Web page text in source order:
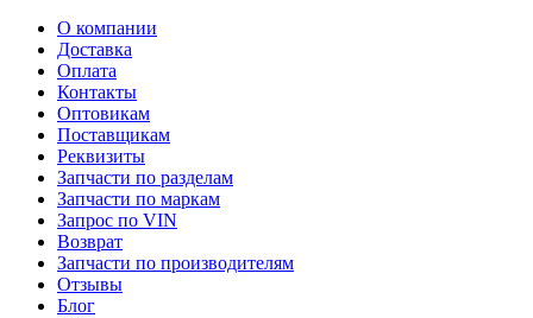
О компании
Доставка
Оплата
Контакты
Оптовикам
Поставщикам
Реквизиты
Запчасти по разделам
Запчасти по маркам
Запрос по VIN
Возврат
Запчасти по производителям
Отзывы
Блог